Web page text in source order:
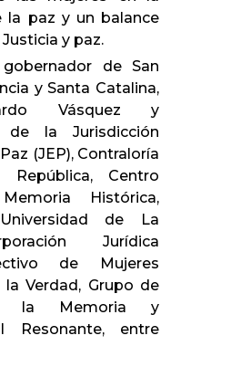
la paz y un balance
y paz.
de San
y Santa Catalina,
Vásquez y
de la Jurisdicción
(JEP), Contraloría
Centro
Histórica,
de La
Jurídica
de Mujeres
Verdad, Grupo de
la Memoria y
Resonante, entre